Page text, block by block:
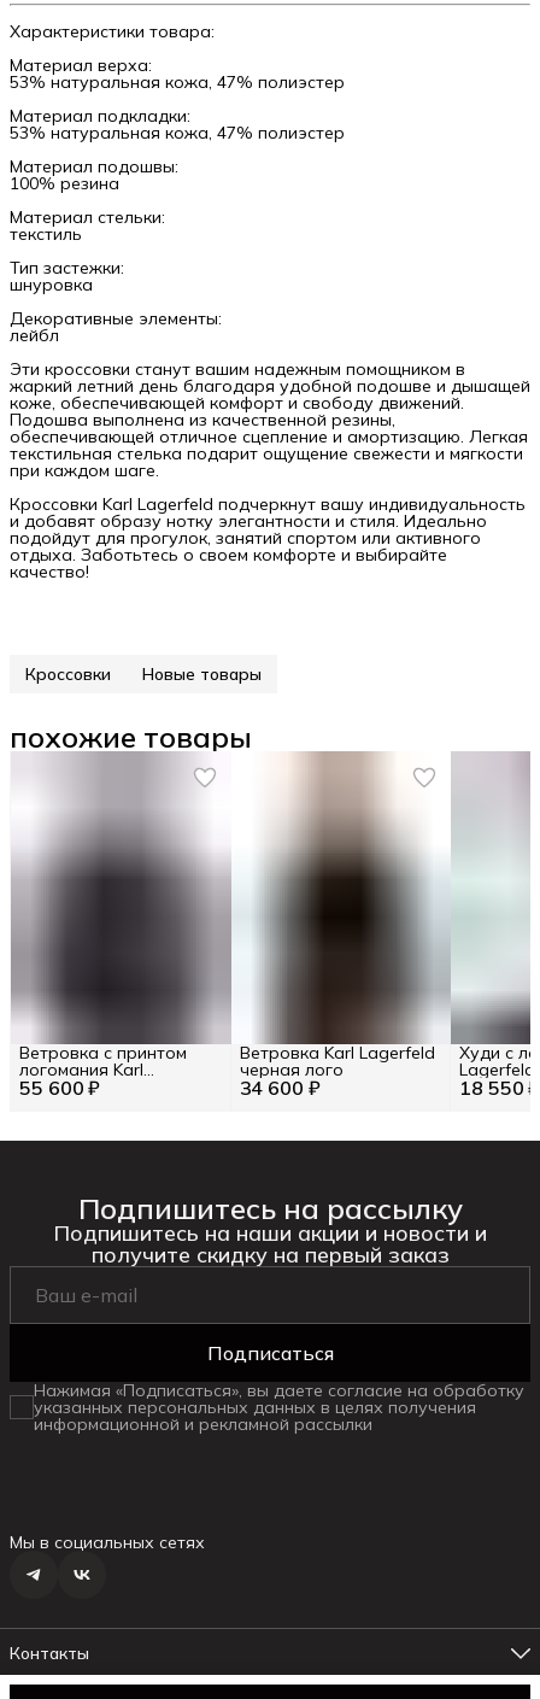
Характеристики товара:
Материал верха:
53% натуральная кожа, 47% полиэстер
Материал подкладки:
53% натуральная кожа, 47% полиэстер
Материал подошвы:
100% резина
Материал стельки:
текстиль
Тип застежки:
шнуровка
Декоративные элементы:
лейбл
Эти кроссовки станут вашим надежным помощником в
жаркий летний день благодаря удобной подошве и дышащей
коже, обеспечивающей комфорт и свободу движений.
Подошва выполнена из качественной резины,
обеспечивающей отличное сцепление и амортизацию. Легкая
текстильная стелька подарит ощущение свежести и мягкости
при каждом шаге.
Кроссовки Karl Lagerfeld подчеркнут вашу индивидуальность
и добавят образу нотку элегантности и стиля. Идеально
подойдут для прогулок, занятий спортом или активного
отдыха. Заботьтесь о своем комфорте и выбирайте
качество!
Кроссовки Новые товары
похожие товары
55 600 ₽
Ветровка с принтом
логомания Karl
Lagerfeld RU 56 / EU 54 / 34 600 ₽
Ветровка Karl Lagerfeld
черная лого
18 550 ₽
Худи c
Lagerfeld
XXL
Подпишитесь на рассылку
Подпишитесь на наши акции и новости и
получите скидку на первый заказ
Подписаться
Нажимая «Подписаться», вы даете согласие на обработку
указанных персональных данных в целях получения
информационной и рекламной рассылки
Мы в социальных сетях
Контакты
Адрес магазина №1